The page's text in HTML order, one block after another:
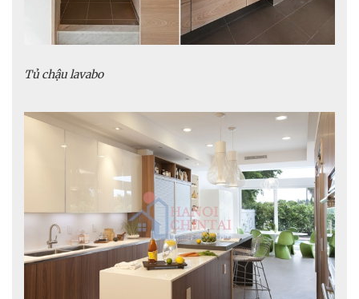
Tủ chậu lavabo